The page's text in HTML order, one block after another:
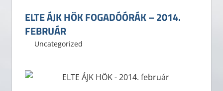
Hallgatói
Önkormányzat
HÖK
ELTE ÁJK HÖK FOGADÓÓRÁK – 2014.
FEBRUÁR
2014. február 8.
ELTE ÁJK HÖK
Uncategorized